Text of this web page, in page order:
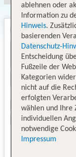
ablehnen oder
Information zu
Hinweis.
basierenden
Datenschutz-
Entscheidung
Fußzeile der
Kategorien
nicht auf die
erfolgten
wählen und Ihre
individuellen
notwendige
Impressum